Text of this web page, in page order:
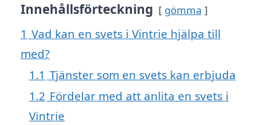
Innehållsförteckning gömma
1 Vad kan en svets i Vintrie hjälpa till
med?
1.1 Tjänster som en svets kan erbjuda
1.2 Fördelar med att anlita en svets i
Vintrie